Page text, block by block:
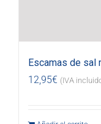
Escamas de sal
12,95€ (IVA